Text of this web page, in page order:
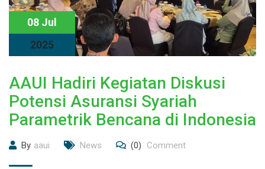
08 Jul
2025
AAUI Hadiri Kegiatan Diskusi
Potensi Asuransi Syariah
Parametrik Bencana di Indonesia
By aaui News (0) Comment